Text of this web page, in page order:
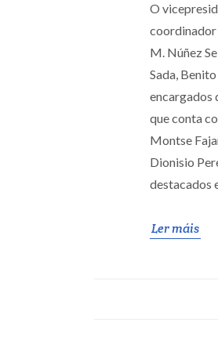
O
coordinador
M. Núñez
Sada,
encargados
que conta
Montse
Dionisio
destacados
Ler máis